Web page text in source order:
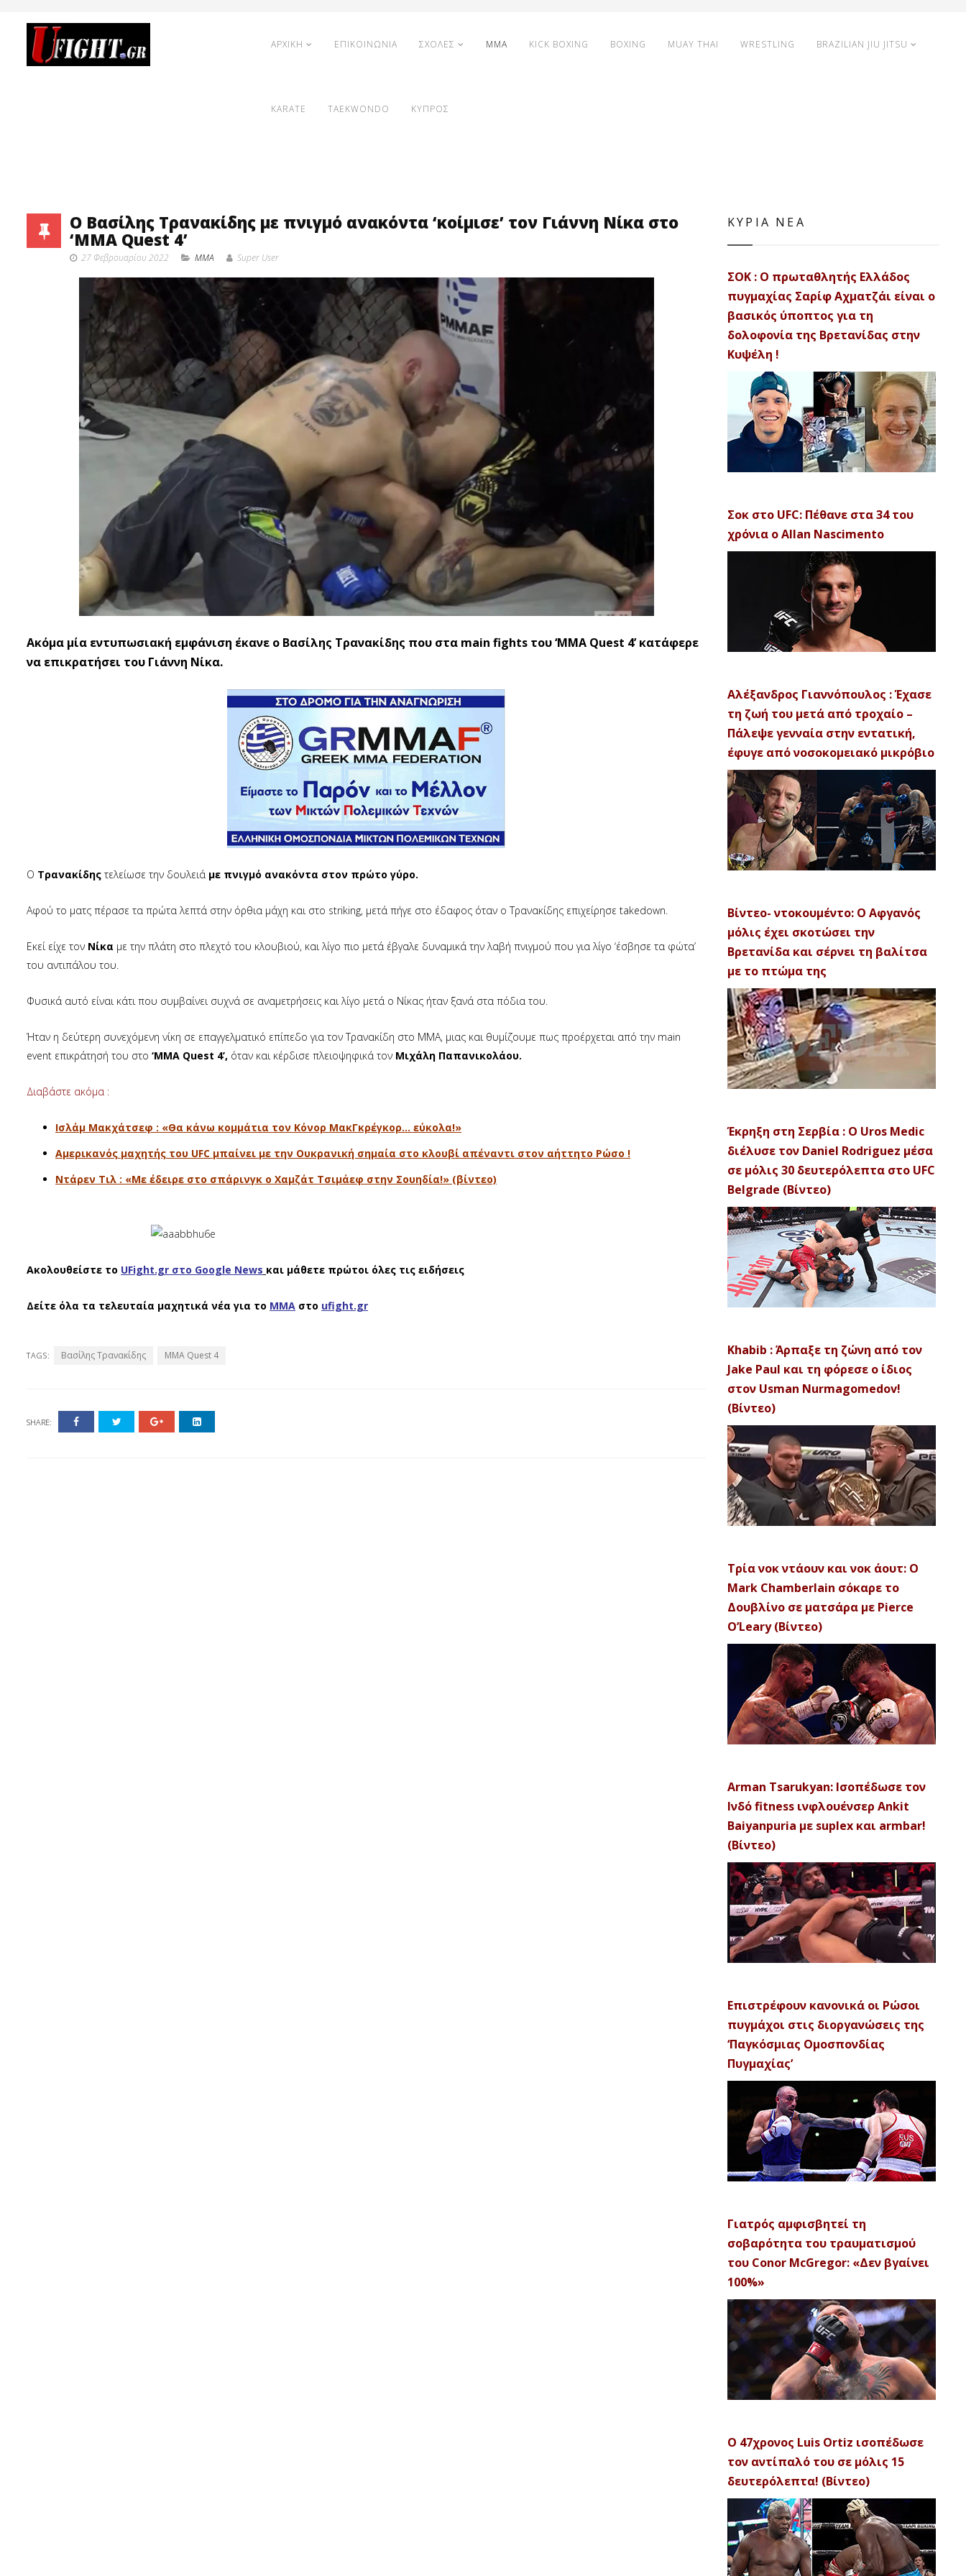
ΑΡΧΙΚΗ ΕΠΙΚΟΙΝΩΝΙΑ ΣΧΟΛΕΣ MMA KICK BOXING BOXING MUAY THAI WRESTLING BRAZILIAN JIU JITSU
KARATE TAEKWONDO ΚΥΠΡΟΣ
Ο Βασίλης Τρανακίδης με πνιγμό ανακόντα ‘κοίμισε’ τον Γιάννη Νίκα στο
‘MMA Quest 4’
27 Φεβρουαρίου 2022 MMA Super User
Ακόμα μία εντυπωσιακή εμφάνιση έκανε ο Βασίλης Τρανακίδης που στα main fights του ‘MMA Quest 4’ κατάφερε
να επικρατήσει του Γιάννη Νίκα.
Ο Τρανακίδης τελείωσε την δουλειά με πνιγμό ανακόντα στον πρώτο γύρο.
Αφού το ματς πέρασε τα πρώτα λεπτά στην όρθια μάχη και στο striking, μετά πήγε στο έδαφος όταν ο Τρανακίδης επιχείρησε takedown.
Εκεί είχε τον Νίκα με την πλάτη στο πλεχτό του κλουβιού, και λίγο πιο μετά έβγαλε δυναμικά την λαβή πνιγμού που για λίγο ‘έσβησε τα φώτα’
του αντιπάλου του.
Φυσικά αυτό είναι κάτι που συμβαίνει συχνά σε αναμετρήσεις και λίγο μετά ο Νίκας ήταν ξανά στα πόδια του.
Ήταν η δεύτερη συνεχόμενη νίκη σε επαγγελματικό επίπεδο για τον Τρανακίδη στο ΜΜΑ, μιας και θυμίζουμε πως προέρχεται από την main
event επικράτησή του στο ‘MMA Quest 4’, όταν και κέρδισε πλειοψηφικά τον Μιχάλη Παπανικολάου.
Διαβάστε ακόμα :
Ισλάμ Μακχάτσεφ : «Θα κάνω κομμάτια τον Κόνορ ΜακΓκρέγκορ… εύκολα!»
Αμερικανός μαχητής του UFC μπαίνει με την Ουκρανική σημαία στο κλουβί απέναντι στον αήττητο Ρώσο !
Ντάρεν Τιλ : «Με έδειρε στο σπάρινγκ ο Χαμζάτ Τσιμάεφ στην Σουηδία!» (βίντεο)
Ακολουθείστε το UFight.gr στο Google News και μάθετε πρώτοι όλες τις ειδήσεις
Δείτε όλα τα τελευταία μαχητικά νέα για το ΜΜΑ στο ufight.gr
TAGS: Βασίλης Τρανακίδης MMA Quest 4
SHARE:
ΚΥΡΙΑ ΝΕΑ
ΣΟΚ : Ο πρωταθλητής Ελλάδος
πυγμαχίας Σαρίφ Αχματζάι είναι ο
βασικός ύποπτος για τη
δολοφονία της Βρετανίδας στην
Κυψέλη !
Σοκ στο UFC: Πέθανε στα 34 του
χρόνια ο Allan Nascimento
Αλέξανδρος Γιαννόπουλος : Έχασε
τη ζωή του μετά από τροχαίο –
Πάλεψε γενναία στην εντατική,
έφυγε από νοσοκομειακό μικρόβιο
Βίντεο- ντοκουμέντο: Ο Αφγανός
μόλις έχει σκοτώσει την
Βρετανίδα και σέρνει τη βαλίτσα
με το πτώμα της
Έκρηξη στη Σερβία : Ο Uros Medic
διέλυσε τον Daniel Rodriguez μέσα
σε μόλις 30 δευτερόλεπτα στο UFC
Belgrade (Βίντεο)
Khabib : Άρπαξε τη ζώνη από τον
Jake Paul και τη φόρεσε ο ίδιος
στον Usman Nurmagomedov!
(Βίντεο)
Τρία νοκ ντάουν και νοκ άουτ: Ο
Mark Chamberlain σόκαρε το
Δουβλίνο σε ματσάρα με Pierce
O’Leary (Βίντεο)
Arman Tsarukyan: Ισοπέδωσε τον
Ινδό fitness ινφλουένσερ Ankit
Baiyanpuria με suplex και armbar!
(Βίντεο)
Επιστρέφουν κανονικά οι Ρώσοι
πυγμάχοι στις διοργανώσεις της
‘Παγκόσμιας Ομοσπονδίας
Πυγμαχίας’
Γιατρός αμφισβητεί τη
σοβαρότητα του τραυματισμού
του Conor McGregor: «Δεν βγαίνει
100%»
Ο 47χρονος Luis Ortiz ισοπέδωσε
τον αντίπαλό του σε μόλις 15
δευτερόλεπτα! (Βίντεο)